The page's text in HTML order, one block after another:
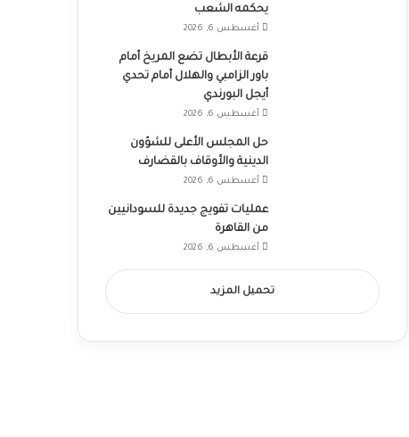
يحكمه الشعب
أغسطس 6, 2026
قرعة الأبطال تضع المريخ أمام
باور الزامبي والهلال أمام تحدي
أيجل البورندي
أغسطس 6, 2026
حل المجلس الأعلى للشؤون
الدينية والأوقاف بالقضارف
أغسطس 6, 2026
عمليات تفويج جديدة للسودانيين
من القاهرة
أغسطس 6, 2026
تحميل المزيد